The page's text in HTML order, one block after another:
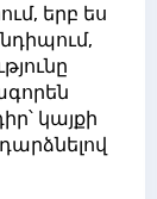
երբ ես
կայքի